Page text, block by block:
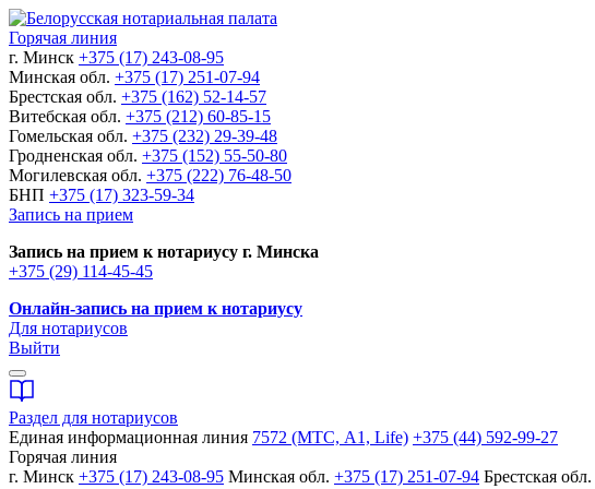
Горячая линия
г. Минск +375 (17) 243-08-95
Минская обл. +375 (17) 251-07-94
Брестская обл. +375 (162) 52-14-57
Витебская обл. +375 (212) 60-85-15
Гомельская обл. +375 (232) 29-39-48
Гродненская обл. +375 (152) 55-50-80
Могилевская обл. +375 (222) 76-48-50
БНП +375 (17) 323-59-34
Запись на прием
Запись на прием к нотариусу г. Минска
+375 (29) 114-45-45
Онлайн-запись на прием к нотариусу
Для нотариусов
Выйти
Раздел для нотариусов
Единая информационная линия 7572 (МТС, A1, Life) +375 (44) 592-99-27
Горячая линия
г. Минск +375 (17) 243-08-95 Минская обл. +375 (17) 251-07-94 Брестская обл.